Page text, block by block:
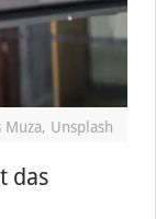
Unsplash
das